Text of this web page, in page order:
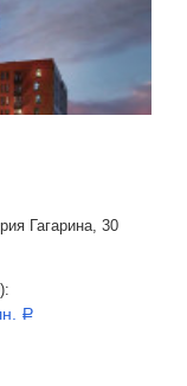
Гагарина, 30
a